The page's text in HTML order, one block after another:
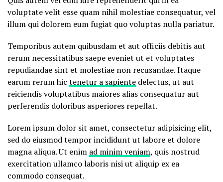
voluptate velit esse quam nihil molestiae consequatur, vel
illum qui dolorem eum fugiat quo voluptas nulla pariatur.
Temporibus autem quibusdam et aut officiis debitis aut
rerum necessitatibus saepe eveniet ut et voluptates
repudiandae sint et molestiae non recusandae. Itaque
earum rerum hic tenetur a sapiente delectus, ut aut
reiciendis voluptatibus maiores alias consequatur aut
perferendis doloribus asperiores repellat.
Lorem ipsum dolor sit amet, consectetur adipisicing elit,
sed do eiusmod tempor incididunt ut labore et dolore
magna aliqua. Ut enim ad minim veniam, quis nostrud
exercitation ullamco laboris nisi ut aliquip ex ea
commodo consequat.